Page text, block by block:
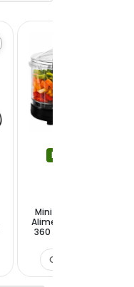
Em estoque
Mini Processador de
Alimentos Britânia 2P
360 ml 220V ~ 50 60
Cód. 202725